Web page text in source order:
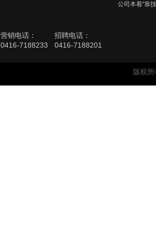
版权
营销电话：
0416-7188233
招聘电话：
0416-7188201
公司本着“靠